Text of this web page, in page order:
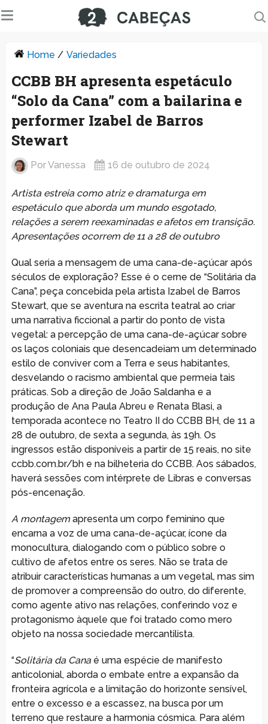
Home / Variedades
CCBB BH apresenta espetáculo
“Solo da Cana” com a bailarina e
performer Izabel de Barros
Stewart
PorVanessa 16 de outubro de 2024
Artista estreia como atriz e dramaturga em
espetáculo que aborda um mundo esgotado,
relações a serem reexaminadas e afetos em transição.
Apresentações ocorrem de 11 a 28 de outubro
Qual seria a mensagem de uma cana-de-açúcar após
séculos de exploração? Esse é o cerne de “Solitária da
Cana”, peça concebida pela artista Izabel de Barros
Stewart, que se aventura na escrita teatral ao criar
uma narrativa ficcional a partir do ponto de vista
vegetal: a percepção de uma cana-de-açúcar sobre
os laços coloniais que desencadeiam um determinado
estilo de conviver com a Terra e seus habitantes,
desvelando o racismo ambiental que permeia tais
práticas. Sob a direção de João Saldanha e a
produção de Ana Paula Abreu e Renata Blasi, a
temporada acontece no Teatro II do CCBB BH, de 11 a
28 de outubro, de sexta a segunda, às 19h. Os
ingressos estão disponíveis a partir de 15 reais, no site
ccbb.com.br/bh e na bilheteria do CCBB. Aos sábados,
haverá sessões com intérprete de Libras e conversas
pós-encenação.
A montagemapresenta um corpo feminino que
encarna a voz de uma cana-de-açúcar, ícone da
monocultura, dialogando com o público sobre o
cultivo de afetos entre os seres. Não se trata de
atribuir características humanas a um vegetal, mas sim
de promover a compreensão do outro, do diferente,
como agente ativo nas relações, conferindo voz e
protagonismo àquele que foi tratado como mero
objeto na nossa sociedade mercantilista.
“Solitária da Canaé uma espécie de manifesto
anticolonial, aborda o embate entre a expansão da
fronteira agrícola e a limitação do horizonte sensível,
entre o excesso e a escassez, na busca por um
terreno que restaure a harmonia cósmica. Para além